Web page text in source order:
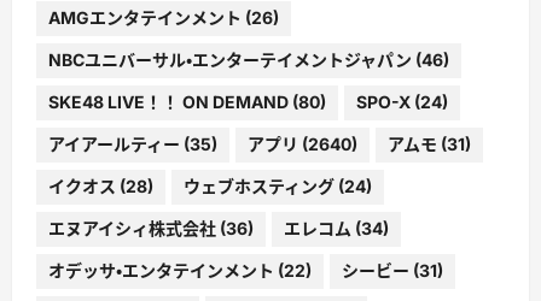
AMGエンタテインメント (26)
NBCユニバーサル・エンターテイメントジャパン (46)
SKE48 LIVE！！ ON DEMAND (80) SPO-X (24)
アイアールティー (35) アプリ (2640) アムモ (31)
イクオス (28) ウェブホスティング (24)
エヌアイシィ株式会社 (36) エレコム (34)
オデッサ・エンタテインメント (22) シービー (31)